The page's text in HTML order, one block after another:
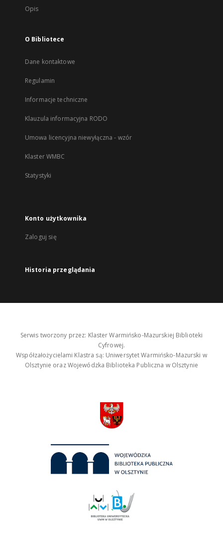
Opis
O Bibliotece
Dane kontaktowe
Regulamin
Informacje techniczne
Klauzula informacyjna RODO
Umowa licencyjna niewyłączna - wzór
Klaster WMBC
Statystyki
Konto użytkownika
Zaloguj się
Historia przeglądania
Serwis tworzony przez: Klaster Warmińsko-Mazurskiej Biblioteki
Cyfrowej.
Współzałożycielami Klastra są: Uniwersytet Warmińsko-Mazurski w
Olsztynie oraz Wojewódzka Biblioteka Publiczna w Olsztynie